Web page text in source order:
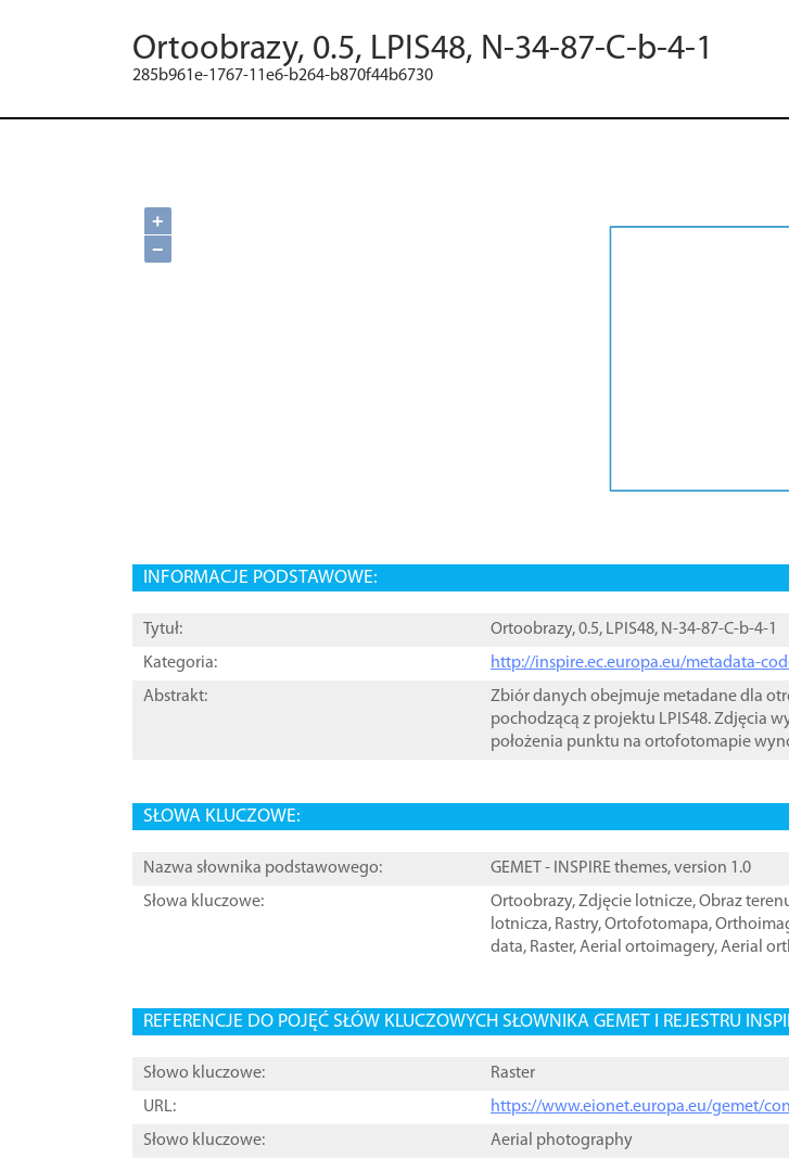
Ortoobrazy, 0.5, LPIS48, N-34-87-C-b-4-1
285b961e-1767-11e6-b264-b870f44b6730
+
−
INFORMACJE PODSTAWOWE:
Tytuł:
Ortoobrazy, 0.5, LPIS48, N-34-87-C-b-4-1
Kategoria:
http://inspire.ec.europa.eu/metadata-
Abstrakt:
Zbiór danych obejmuje metadane dla
pochodzącą z projektu LPIS48. Zdjęcia
położenia punktu na ortofotomapie
SŁOWA KLUCZOWE:
Nazwa słownika podstawowego:
GEMET - INSPIRE themes, version 1.0
Słowa kluczowe:
Ortoobrazy,Zdjęcie lotnicze,Obraz
lotnicza, Rastry,Ortofotomapa,
data, Raster,Aerial ortoimagery,Aerial
REFERENCJE DO POJĘĆ SŁÓW KLUCZOWYCH SŁOWNIKA GEMET I REJESTRU
Słowo kluczowe:
Raster
URL:
https://www.eionet.europa.eu/gemet/
Słowo kluczowe:
Aerial photography